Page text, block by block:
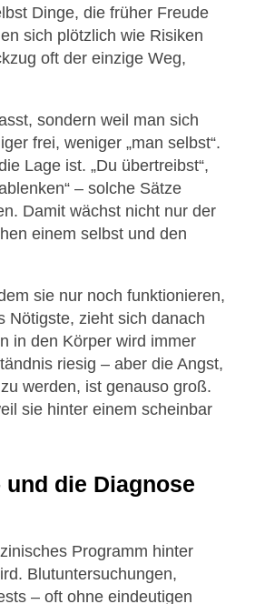
Dinge, die früher Freude
sich plötzlich wie Risiken
oft der einzige Weg,
sondern weil man sich
frei, weniger „man selbst“.
Lage ist. „Du übertreibst“,
– solche Sätze
Damit wächst nicht nur der
einem selbst und den
sie nur noch funktionieren,
Nötigste, zieht sich danach
in den Körper wird immer
riesig – aber die Angst,
werden, ist genauso groß.
sie hinter einem scheinbar
die Diagnose
Programm hinter
Blutuntersuchungen,
– oft ohne eindeutigen